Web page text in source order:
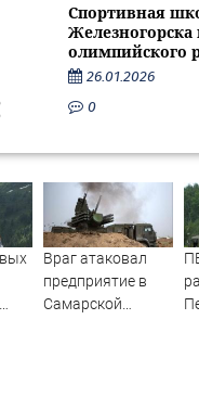
Спортивная
Железногорска
олимпийского
26.01.2026
0
Враг атаковал
предприятие в
Самарской